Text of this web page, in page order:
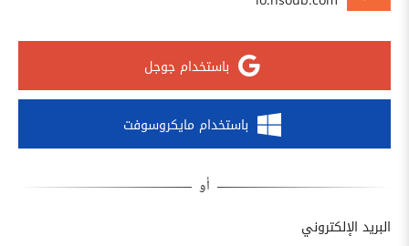
باستخدام جوجل
باستخدام مايكروسوفت
البريد الإلكتروني